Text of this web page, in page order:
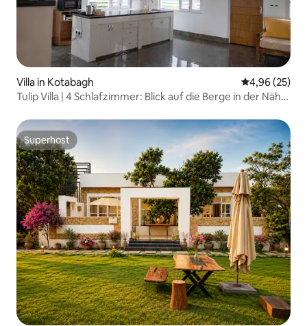
Villa in Kotabagh
4,96 (25)
Tulip Villa | 4 Schlafzimmer: Blick auf die Berge in der Nähe
Superhost
Superhost